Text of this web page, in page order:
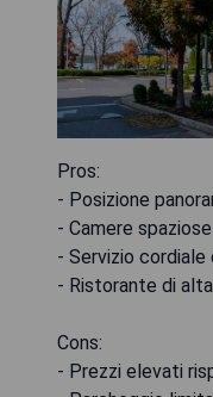
Pros:
- Posizione
- Camere
- Servizio cordiale
- Ristorante di
Cons:
- Prezzi elevati